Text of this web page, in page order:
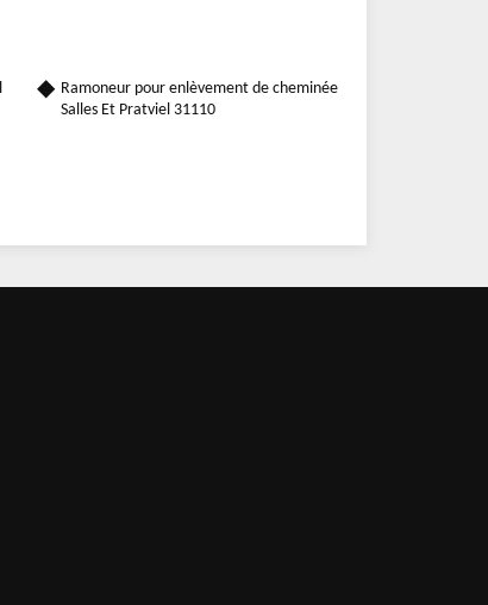
Ramoneur pour enlèvement de cheminée
Salles Et Pratviel 31110